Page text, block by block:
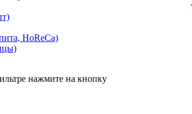
HoReCa)
нажмите на кнопку